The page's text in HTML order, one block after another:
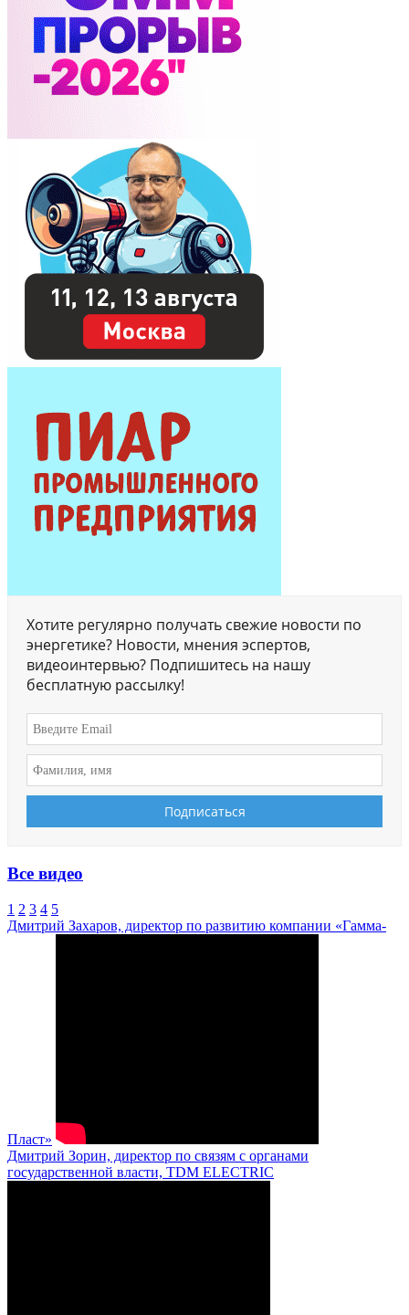
Хотите регулярно получать свежие новости по
энергетике? Новости, мнения эспертов,
видеоинтервью? Подпишитесь на нашу
бесплатную рассылку!
Все видео
1 2 3 4 5
Дмитрий Захаров, директор по развитию компании «Гамма-
Пласт»
Дмитрий Зорин, директор по связям с органами
государственной власти, TDM ELECTRIC